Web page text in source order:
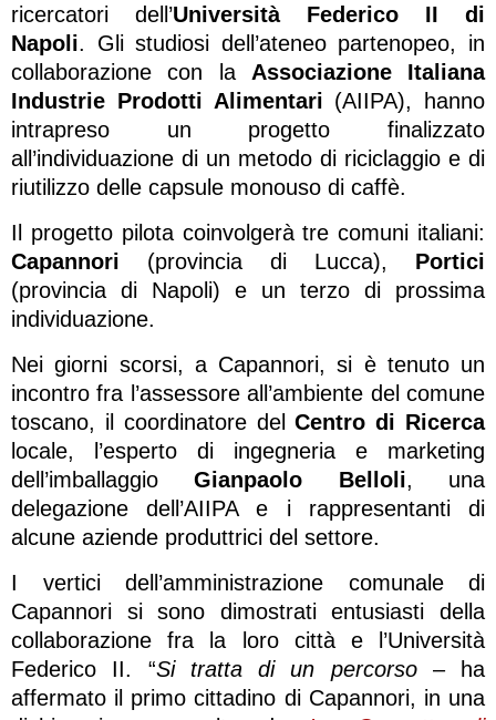
ricercatori dell’Università Federico II di
Napoli. Gli studiosi dell’ateneo partenopeo, in
collaborazione con la Associazione Italiana
Industrie Prodotti Alimentari (AIIPA), hanno
intrapreso un progetto finalizzato
all’individuazione di un metodo di riciclaggio e di
riutilizzo delle capsule monouso di caffè.
Il progetto pilota coinvolgerà tre comuni italiani:
Capannori (provincia di Lucca), Portici
(provincia di Napoli) e un terzo di prossima
individuazione.
Nei giorni scorsi, a Capannori, si è tenuto un
incontro fra l’assessore all’ambiente del comune
toscano, il coordinatore delCentro di Ricerca
locale, l’esperto di ingegneria e marketing
dell’imballaggioGianpaolo Belloli, una
delegazione dell’AIIPA e i rappresentanti di
alcune aziende produttrici del settore.
I vertici dell’amministrazione comunale di
Capannori si sono dimostrati entusiasti della
collaborazione fra la loro città e l’Università
Federico II. “Si tratta di un percorso– ha
affermato il primo cittadino di Capannori, in una